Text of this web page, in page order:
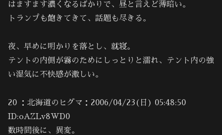
はますます濃くなるばかりで、昼と言えど薄暗い。
トランプも飽きてきて、話題も尽きる。
夜、早めに明かりを落とし、就寝。
テントの内側が霧のためにしっとりと濡れ、テント内の強
い湿気に不快感が激しい。
20 ：北海道のヒグマ：2006/04/23(日) 05:48:50
ID:oAZLv8WD0
数時間後に、異変。